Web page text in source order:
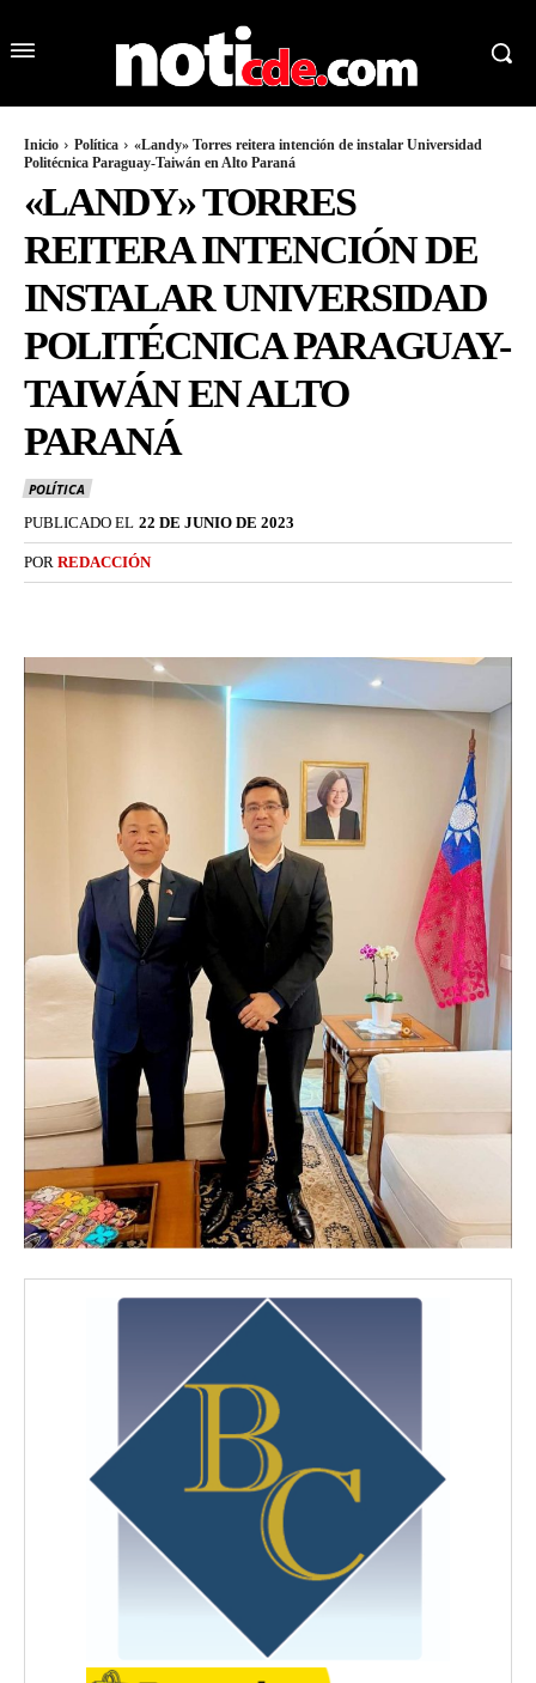
Inicio Política
«Landy» Torres reitera intención de instalar Universidad
Politécnica Paraguay-Taiwán en Alto Paraná
«LANDY» TORRES
REITERA INTENCIÓN DE
INSTALAR UNIVERSIDAD
POLITÉCNICA PARAGUAY-
TAIWÁN EN ALTO
PARANÁ
POLÍTICA
PUBLICADO EL 22 DE JUNIO DE 2023
POR REDACCIÓN